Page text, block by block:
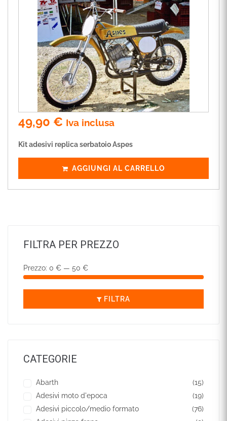
49,90 € Iva inclusa
Kit adesivi replica serbatoio Aspes
AGGIUNGI AL CARRELLO
FILTRA PER PREZZO
FILTRA
Prezzo: 0 € — 50 €
CATEGORIE
Abarth
(15)
Adesivi moto d'epoca
(19)
Adesivi piccolo/medio formato
(76)